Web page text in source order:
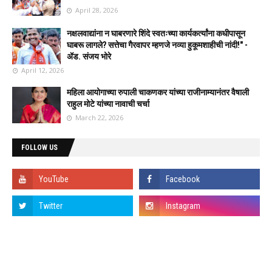
April 28, 2026
नक्षलवाद्यांना न घाबरणारे शिंदे स्वतःच्या कार्यकर्त्यांना कधीपासून
घाबरू लागले? सत्तेचा गैरवापर म्हणजे नव्या हुकूमशाहीची नांदी!" -
ॲड. संजय भोरे
April 12, 2026
महिला आयोगाच्या रुपाली चाकणकर यांच्या राजीनाम्यानंतर वैषाली
राहुल मोटे यांच्या नावाची चर्चा
March 22, 2026
FOLLOW US